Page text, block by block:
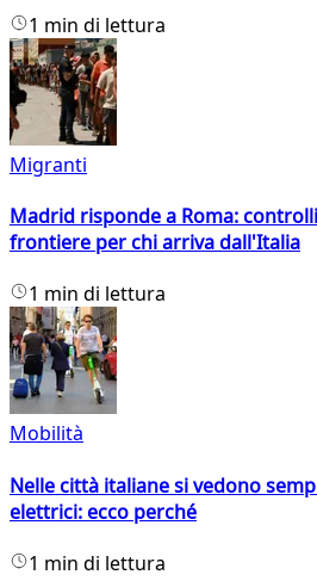
1 min di lettura
Migranti
Madrid risponde a Roma:
frontiere per chi arriva dall'Italia
1 min di lettura
Mobilità
Nelle città italiane si vedono
elettrici: ecco perché
1 min di lettura